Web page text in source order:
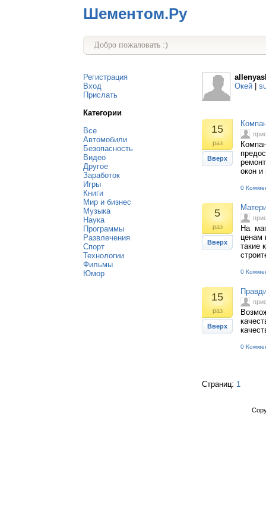
Шементом.Ру
Добро пожаловать :)
Регистрация
Вход
Прислать
Категории
Все
Автомобили
Безопасность
Видео
Другое
Заработок
Игры
Книги
Мир и бизнес
Музыка
Наука
Программы
Развлечения
Спорт
Технологии
Фильмы
Юмор
Окей
15
раз
Вверх
окон и
0
5
раз
Вверх
На
ценам
такие
0
15
раз
Вверх
0
Страниц: 1